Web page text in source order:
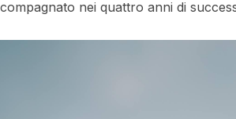
nei quattro anni di